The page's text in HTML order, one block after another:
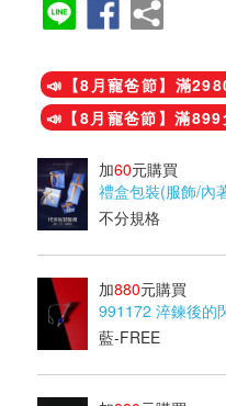
📣【8月寵爸節】滿
📣【8月寵爸節】滿899
加60元購買
禮盒包裝(服飾/內
不分規格
加880元購買
991172 淬鍊後的
藍-FREE